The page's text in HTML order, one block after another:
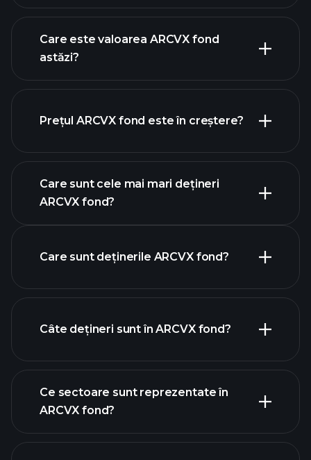
Care este valoarea ARCVX fond
astăzi?
graficul avansat
Prețul ARCVX fond este în creștere?
Care sunt cele mai mari dețineri
ARCVX fond?
holdings
Care sunt deținerile ARCVX fond?
Câte dețineri sunt în ARCVX fond?
holdings
Ce sectoare sunt reprezentate în
ARCVX fond?